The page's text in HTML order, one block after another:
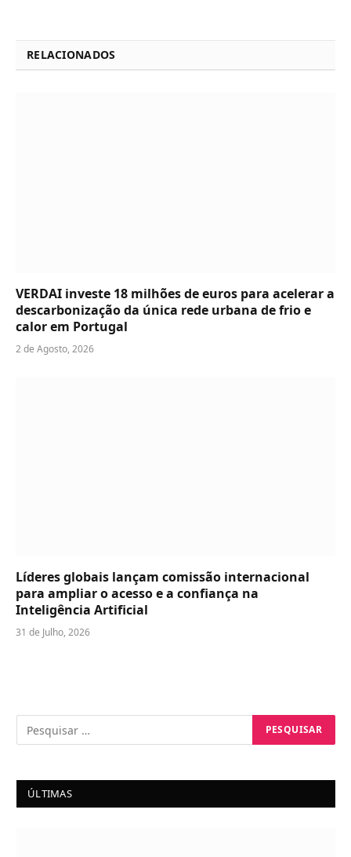
RELACIONADOS
VERDAI investe 18 milhões de euros para acelerar a
descarbonização da única rede urbana de frio e
calor em Portugal
2 de Agosto, 2026
Líderes globais lançam comissão internacional
para ampliar o acesso e a confiança na
Inteligência Artificial
31 de Julho, 2026
ÚLTIMAS